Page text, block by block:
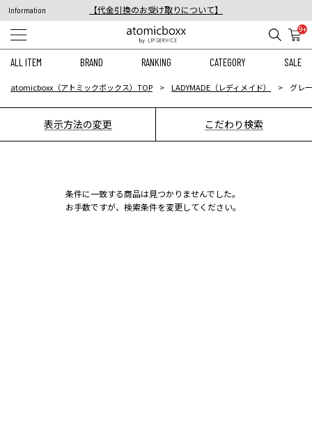
Information
【代金引換のお受け取りについて】
税込11,000円以上のご注文で送料無料！
9+
ALL ITEM BRAND RANKING CATEGORY SALE
atomicboxx（アトミックボックス）TOP LADYMADE（レディメイド） グレ
表示方法の変更 こだわり検索
条件に一致する商品は見つかりませんでした。
お手数ですが、検索条件を変更してください。